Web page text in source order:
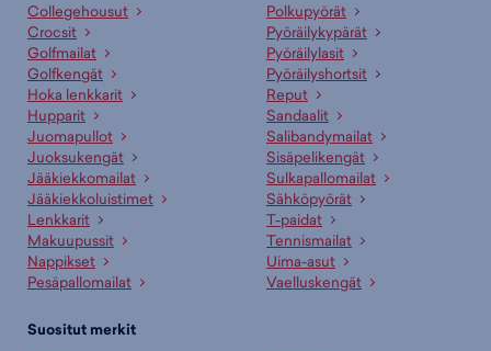
Collegehousut
Crocsit
Golfmailat
Golfkengät
Hoka lenkkarit
Hupparit
Juomapullot
Juoksukengät
Jääkiekkomailat
Jääkiekkoluistimet
Lenkkarit
Makuupussit
Nappikset
Pesäpallomailat
Polkupyörät
Pyöräilykypärät
Pyöräilylasit
Pyöräilyshortsit
Reput
Sandaalit
Salibandymailat
Sisäpelikengät
Sulkapallomailat
Sähköpyörät
T-paidat
Tennismailat
Uima-asut
Vaelluskengät
Suositut merkit